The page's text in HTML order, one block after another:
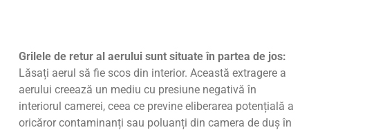
Grilele de retur al aerului sunt situate în partea de jos:
Lăsați aerul să fie scos din interior. Această extragere a
aerului creează un mediu cu presiune negativă în
interiorul camerei, ceea ce previne eliberarea potențială a
oricăror contaminanți sau poluanți din camera de duș în